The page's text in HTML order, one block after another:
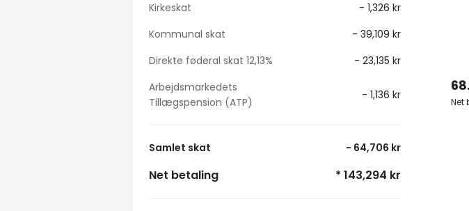
Kirkeskat
- 1,326 kr
Kommunal skat
- 39,109 kr
Direkte føderal skat 12,13%
- 23,135 kr
Arbejdsmarkedets
Tillægspension (ATP)
- 1,136 kr
Samlet skat - 64,706 kr
Net betaling * 143,294 kr
Net